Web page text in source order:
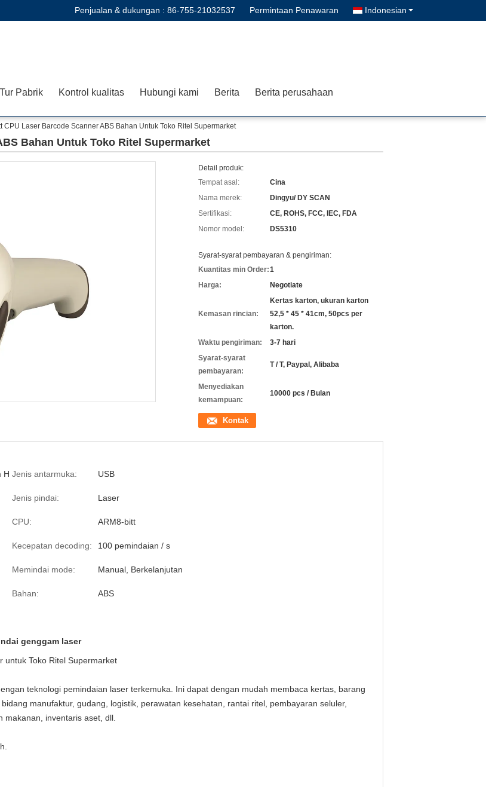
Penjualan & dukungan : 86-755-21032537 Permintaan Penawaran Indonesian
Tur Pabrik Kontrol kualitas Hubungi kami Berita Berita perusahaan
CPU Laser Barcode Scanner ABS Bahan Untuk Toko Ritel Supermarket
Bahan Untuk Toko Ritel Supermarket
Detail produk:
Tempat asal:
Cina
Nama merek:
Dingyu/ DY SCAN
Sertifikasi:
CE, ROHS, FCC, IEC, FDA
Nomor model:
DS5310
Syarat-syarat pembayaran & pengiriman:
Kuantitas min Order:1
Harga:
Negotiate
Kemasan rincian:
Kertas karton, ukuran karton
52,5 * 45 * 41cm, 50pcs per
karton.
Waktu pengiriman:
3-7 hari
Syarat-syarat
pembayaran:
T / T, Paypal, Alibaba
Menyediakan
kemampuan:
10000 pcs / Bulan
Kontak
H Jenis antarmuka: USB
Jenis pindai: Laser
CPU: ARM8-bitt
Kecepatan decoding: 100 pemindaian / s
Memindai mode: Manual, Berkelanjutan
Bahan: ABS
genggam laser
untuk Toko Ritel Supermarket
teknologi pemindaian laser terkemuka. Ini dapat dengan mudah membaca kertas, barang
manufaktur, gudang, logistik, perawatan kesehatan, rantai ritel, pembayaran seluler,
inventaris aset, dll.